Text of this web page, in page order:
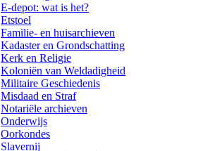
E-depot: wat is het?
Etstoel
Familie- en huisarchieven
Kadaster en Grondschatting
Kerk en Religie
Koloniën van Weldadigheid
Militaire Geschiedenis
Misdaad en Straf
Notariële archieven
Onderwijs
Oorkondes
Slavernij